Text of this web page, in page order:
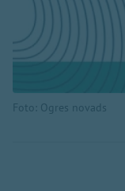
Foto: Ogres novads